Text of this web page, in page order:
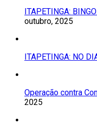
ITAPETINGA:
outubro, 2025
ITAPETINGA: NO
Operação contra
2025